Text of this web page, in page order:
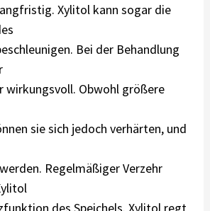
Xylitol kann sogar die
Bei der Behandlung
wirkungsvoll. Obwohl größere
sie sich jedoch verhärten, und
Regelmäßiger Verzehr
des Speichels. Xylitol regt